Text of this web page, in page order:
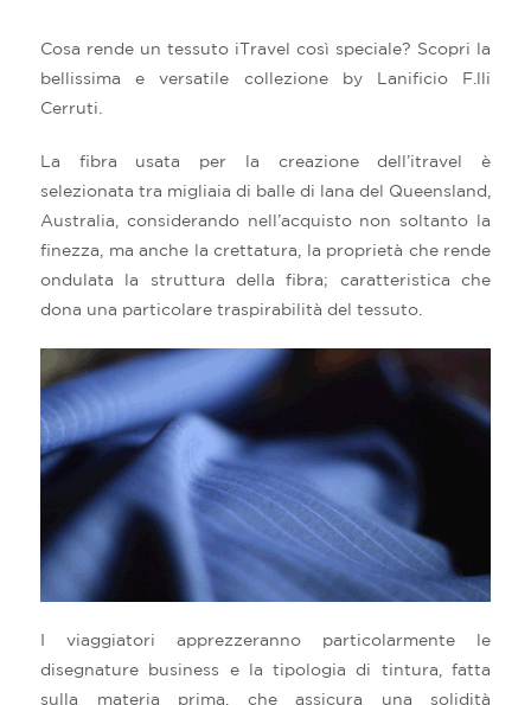
Cosa rende un tessuto iTravel così speciale? Scopri la
bellissima e versatile collezione by Lanificio F.lli
Cerruti.
La fibra usata per la creazione dell’itravel è
selezionata tra migliaia di balle di lana del Queensland,
Australia, considerando nell’acquisto non soltanto la
finezza, ma anche la crettatura, la proprietà che rende
ondulata la struttura della fibra; caratteristica che
dona una particolare traspirabilità del tessuto.
I viaggiatori apprezzeranno particolarmente le
disegnature business e la tipologia di tintura, fatta
sulla materia prima, che assicura una solidità